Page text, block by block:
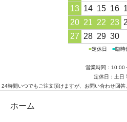
13 14 15 16
20 21 22 23
27 28 29 30
■定休日 ■臨時
営業時間：10:00
定休日：土日
24時間いつでもご注文頂けますが、お問い合わせ回答
ホーム